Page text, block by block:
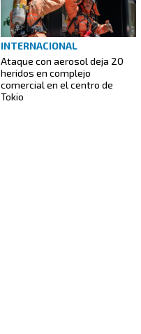
INTERNACIONAL
Ataque con aerosol deja 20
heridos en complejo
comercial en el centro de
Tokio